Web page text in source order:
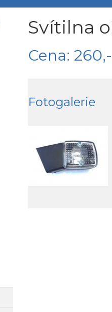
Svítilna
Cena:
Fotogalerie